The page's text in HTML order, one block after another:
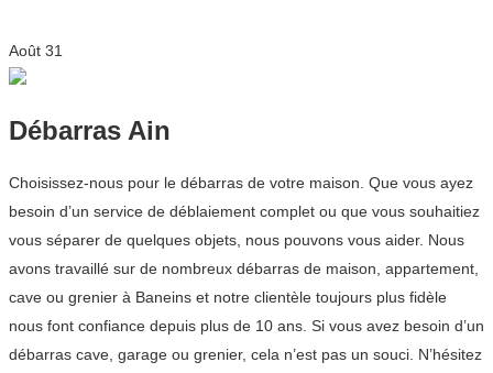
Août 31
Débarras Ain
Choisissez-nous pour le débarras de votre maison. Que vous ayez
besoin d’un service de déblaiement complet ou que vous souhaitiez
vous séparer de quelques objets, nous pouvons vous aider. Nous
avons travaillé sur de nombreux débarras de maison, appartement,
cave ou grenier à Baneins et notre clientèle toujours plus fidèle
nous font confiance depuis plus de 10 ans. Si vous avez besoin d’un
débarras cave, garage ou grenier, cela n’est pas un souci. N’hésitez